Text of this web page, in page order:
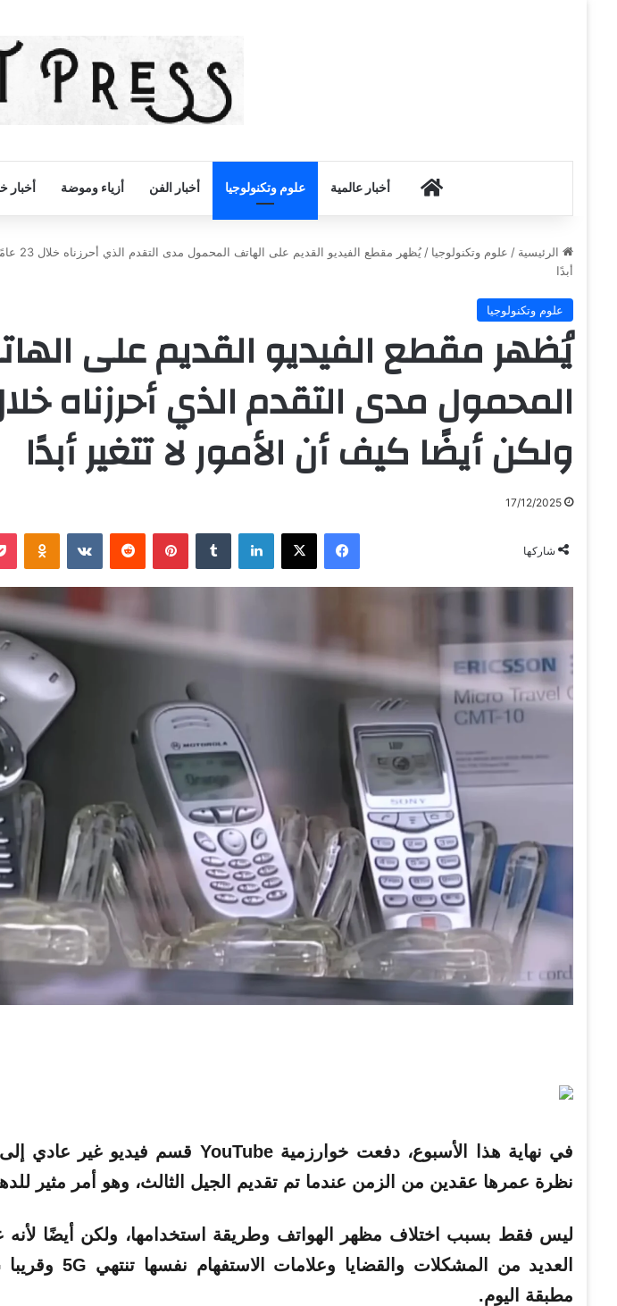
أخبار الكويت
أخبار عالمية علوم وتكنولوجيا أخبار الفن أزياء وموضة أخبار
الرئيسية / علوم وتكنولوجيا /
يُظهر
أبدًا
علوم وتكنولوجيا
يُظهر مقطع الفيديو القديم على
ولكن أيضًا كيف أن الأمور لا تتغير أبدًا
17/12/2025
شاركها
فيسبوك ‫X لينكدإن ‏Tumblr بينتيريست ‏Reddit
‏VKontakte
Odnoklassniki
في نهاية هذا الأسبوع، دفعت خوارزمية YouTube قسم فيديو غير عادي
نظرة عمرها عقدين من الزمن عندما تم تقديم الجيل الثالث، وهو أمر مثير
ليس فقط بسبب اختلاف مظهر الهواتف وطريقة استخدامها، ولكن أيضًا لأنه
مطبقة اليوم.